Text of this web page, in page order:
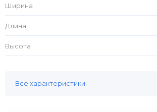
Ширина
Длина
Высота
Все характеристики